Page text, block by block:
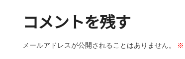
コメントを残す
メールアドレスが公開されることはありません。 ※